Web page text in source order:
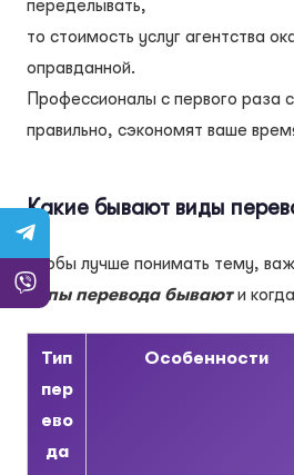
переделывать,
то стоимость услуг агентства
оправданной.
Профессионалы с первого раза
правильно, сэкономят ваше
Какие бывают виды
Чтобы лучше понимать тему,
типы перевода бываюти
Тип
пер
ево
да
Особенности